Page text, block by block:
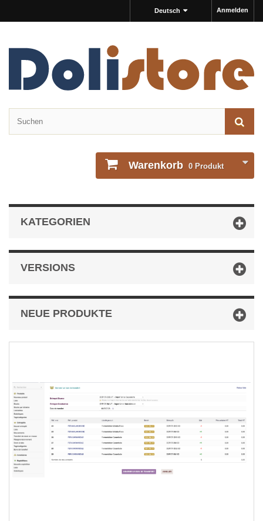
Anmelden
Deutsch
Warenkorb 0 Produkt
KATEGORIEN
VERSIONS
NEUE PRODUKTE